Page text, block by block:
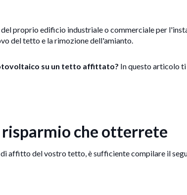
proprio edificio industriale o commerciale per
del tetto e la rimozione dell'amianto.
su un tetto affittato? In questo articolo
che otterrete
affitto del vostro tetto, è sufficiente compilare il